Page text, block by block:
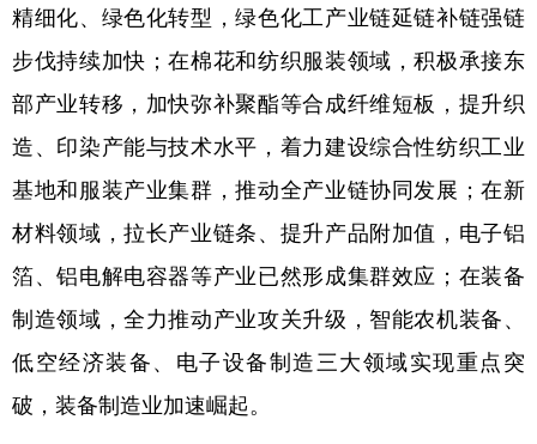
精细化、绿色化转型，绿色化工产业链延链补链强链
步伐持续加快；在棉花和纺织服装领域，积极承接东
部产业转移，加快弥补聚酯等合成纤维短板，提升织
造、印染产能与技术水平，着力建设综合性纺织工业
基地和服装产业集群，推动全产业链协同发展；在新
材料领域，拉长产业链条、提升产品附加值，电子铝
箔、铝电解电容器等产业已然形成集群效应；在装备
制造领域，全力推动产业攻关升级，智能农机装备、
低空经济装备、电子设备制造三大领域实现重点突
破，装备制造业加速崛起。